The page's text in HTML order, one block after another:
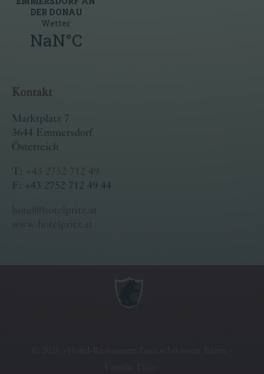
Kontakt
Marktplatz 7
3644 Emmersdorf
Österreich
T:
+43 2752 712 49
F: +43 2752 712 49 44
hotel@hotelpritz.at
www.hotelpritz.at